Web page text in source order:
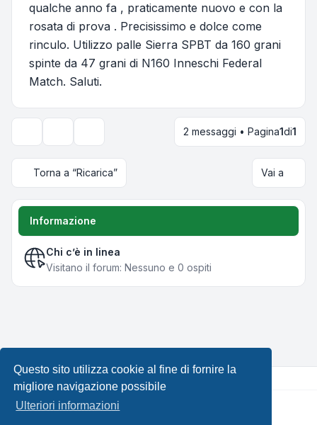
Questo sito utilizza cookie al fine di fornire la
migliore navigazione possibile
Ulteriori informazioni
qualche anno fa , praticamente nuovo e con la
rosata di prova . Precisissimo e dolce come
rinculo. Utilizzo palle Sierra SPBT da 160 grani
spinte da 47 grani di N160 Inneschi Federal
Match. Saluti.
Opzioni di visualizzazione e ordinamento
2 messaggi • Pagina1di1
Torna a “Ricarica” Vai a
Informazione
Chi c’è in linea
Visitano il forum: Nessuno e 0 ospiti
Creato daphpBB® Forum Software © phpBB Limited •